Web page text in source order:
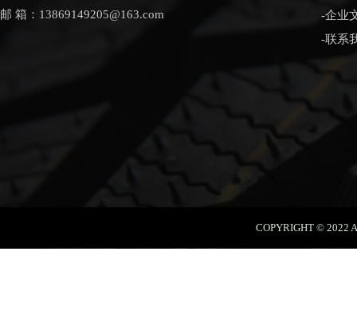
-企业
-联系
邮 箱：13869149205@163.com
COPYRIGHT © 2022